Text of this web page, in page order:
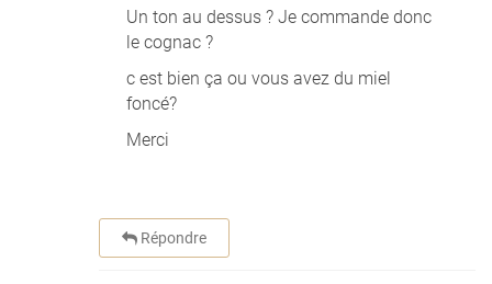
Un ton au dessus ? Je commande donc
le cognac ?
c est bien ça ou vous avez du miel
foncé?
Merci
Répondre